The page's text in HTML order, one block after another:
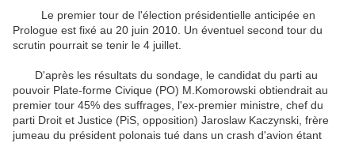
Le premier tour de l'élection présidentielle anticipée en
Prologue est fixé au 20 juin 2010. Un éventuel second tour du
scrutin pourrait se tenir le 4 juillet.
D'après les résultats du sondage, le candidat du parti au
pouvoir Plate-forme Civique (PO) M.Komorowski obtiendrait au
premier tour 45% des suffrages, l'ex-premier ministre, chef du
parti Droit et Justice (PiS, opposition) Jaroslaw Kaczynski, frère
jumeau du président polonais tué dans un crash d'avion étant